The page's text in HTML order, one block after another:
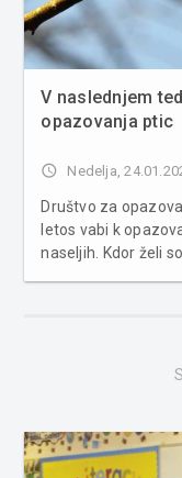
V naslednjem
opazovanja ptic
access_time Nedelja,
Društvo za
letos vabi k
naseljih. Kdor želi